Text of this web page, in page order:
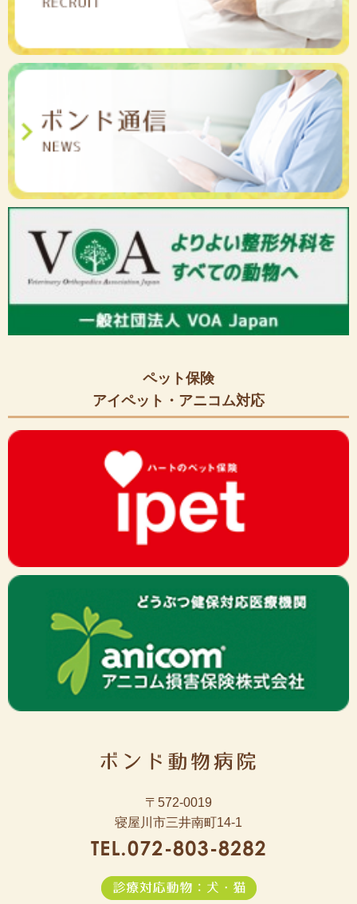
ペット保険
アイペット・アニコム対応
〒572-0019
寝屋川市三井南町14-1